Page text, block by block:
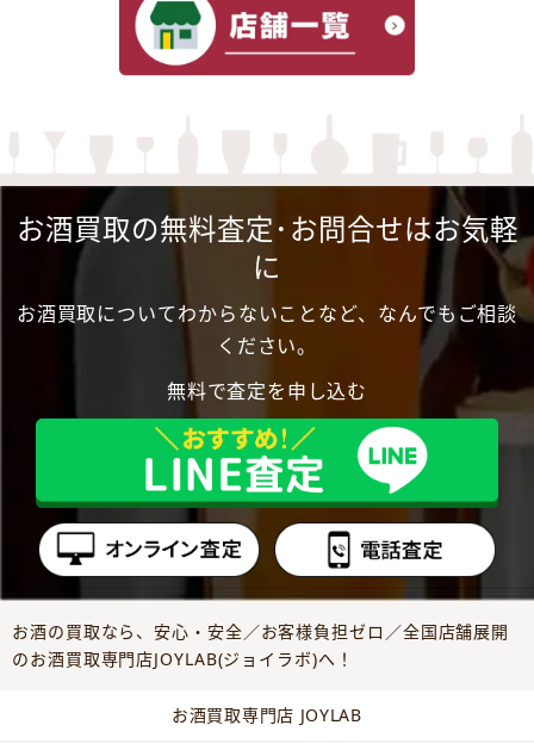
お酒買取の無料査定･お問合せはお気軽
に
お酒買取についてわからないことなど、なんでもご相談
ください。
無料で査定を申し込む
お酒の買取なら、安心・安全／お客様負担ゼロ／全国店舗展開
のお酒買取専門店JOYLAB(ジョイラボ)へ！
お酒買取専門店 JOYLAB